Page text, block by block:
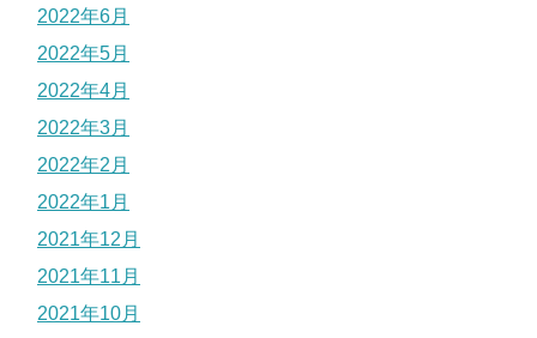
2022年6月
2022年5月
2022年4月
2022年3月
2022年2月
2022年1月
2021年12月
2021年11月
2021年10月